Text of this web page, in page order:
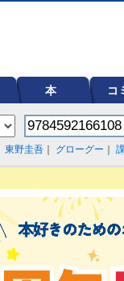
本 コ
東野圭吾 グローグー